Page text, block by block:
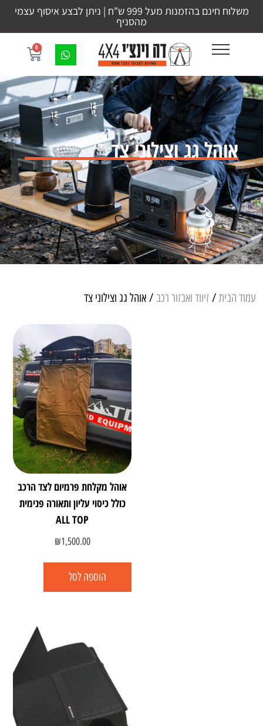
משלוח חינם בהזמנות מעל 999 ש"ח | ניתן לבצע איסוף עצמי
מהסניף
0
אוהל גג וצילוני צד
עמוד הבית / זיווד ואבזור רכב / אוהל גג וצילוני צד
אוהל מקלחת פרמיום לצד הרכב
כולל כיסוי עליון ותאורה פנימית
ALL TOP
₪1,500.00
הוספה לסל